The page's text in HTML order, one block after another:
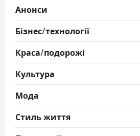
Анонси
Бізнес/технології
Краса/подорожі
Культура
Мода
Стиль життя